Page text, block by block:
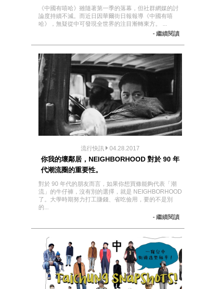
《中國有嘻哈》雖隨著第一季的落幕，但社群網媒的討
論度持續不減。而近日因華爾街日報報導《中國有嘻
哈》，無疑從中可發現全世界的注目漸轉東方。 ...
- 繼續閱讀
流行快訊 04.28.2017
你我的壞鄰居，NEIGHBORHOOD 對於 90 年
代潮流圈的重要性。
對於 90 年代的朋友而言，如果你想買條能夠代表「潮
流」的牛仔褲，沒有別的選擇，就是 NEIGHBORHOOD
了。大學時期努力打工賺錢、省吃儉用，要的不是別
的...
- 繼續閱讀